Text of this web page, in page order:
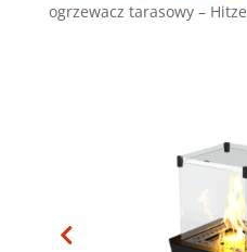
ogrzewacz tarasowy – Hitze